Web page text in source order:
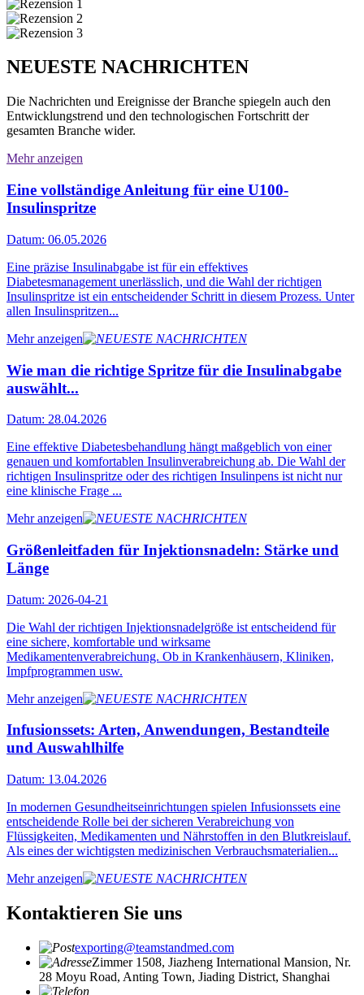
NEUESTE NACHRICHTEN
Die Nachrichten und Ereignisse der Branche spiegeln auch den
Entwicklungstrend und den technologischen Fortschritt der
gesamten Branche wider.
Mehr anzeigen
Eine vollständige Anleitung für eine U100-
Insulinspritze
Datum: 06.05.2026
Eine präzise Insulinabgabe ist für ein effektives
Diabetesmanagement unerlässlich, und die Wahl der richtigen
Insulinspritze ist ein entscheidender Schritt in diesem Prozess. Unter
allen Insulinspritzen...
Mehr anzeigen
Wie man die richtige Spritze für die Insulinabgabe
auswählt...
Datum: 28.04.2026
Eine effektive Diabetesbehandlung hängt maßgeblich von einer
genauen und komfortablen Insulinverabreichung ab. Die Wahl der
richtigen Insulinspritze oder des richtigen Insulinpens ist nicht nur
eine klinische Frage ...
Mehr anzeigen
Größenleitfaden für Injektionsnadeln: Stärke und
Länge
Datum: 2026-04-21
Die Wahl der richtigen Injektionsnadelgröße ist entscheidend für
eine sichere, komfortable und wirksame
Medikamentenverabreichung. Ob in Krankenhäusern, Kliniken,
Impfprogrammen usw.
Mehr anzeigen
Infusionssets: Arten, Anwendungen, Bestandteile
und Auswahlhilfe
Datum: 13.04.2026
In modernen Gesundheitseinrichtungen spielen Infusionssets eine
entscheidende Rolle bei der sicheren Verabreichung von
Flüssigkeiten, Medikamenten und Nährstoffen in den Blutkreislauf.
Als eines der wichtigsten medizinischen Verbrauchsmaterialien...
Mehr anzeigen
Kontaktieren Sie uns
exporting@teamstandmed.com
Zimmer 1508, Jiazheng International Mansion, Nr.
28 Moyu Road, Anting Town, Jiading District, Shanghai